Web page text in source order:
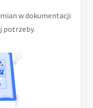
w dokumentacji
potrzeby.